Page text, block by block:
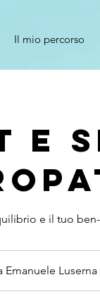
Il mio percorso
e
e il tuo
Emanuele